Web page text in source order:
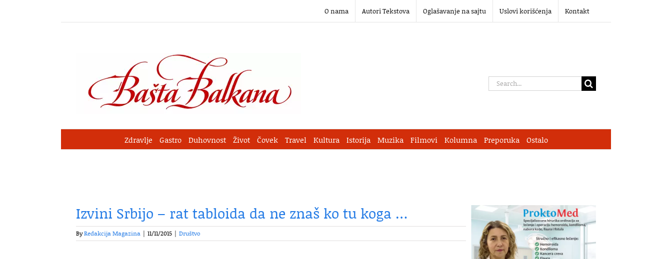
O nama Autori Tekstova Oglašavanje na sajtu Uslovi korišćenja Kontakt
Search
Zdravlje Gastro Duhovnost Život Čovek Travel Kultura Istorija Muzika Filmovi Kolumna Preporuka Ostalo
Izvini Srbijo – rat tabloida da ne znaš ko tu koga …
ByRedakcija Magazina | 11/11/2015 | Društvo